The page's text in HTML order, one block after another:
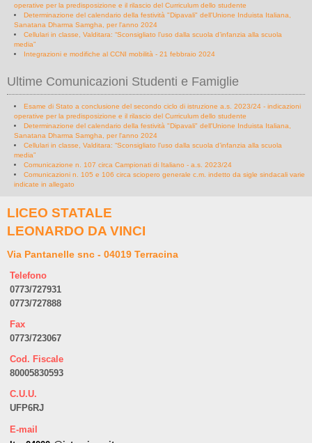
operative per la predisposizione e il rilascio del Curriculum dello studente
Determinazione del calendario della festività "Dipavali" dell'Unione Induista Italiana,
Sanatana Dharma Samgha, per l'anno 2024
Cellulari in classe, Valditara: “Sconsigliato l’uso dalla scuola d’infanzia alla scuola
media”
Integrazioni e modifiche al CCNI mobilità - 21 febbraio 2024
Ultime Comunicazioni Studenti e Famiglie
Esame di Stato a conclusione del secondo ciclo di istruzione a.s. 2023/24 - indicazioni
operative per la predisposizione e il rilascio del Curriculum dello studente
Determinazione del calendario della festività "Dipavali" dell'Unione Induista Italiana,
Sanatana Dharma Samgha, per l'anno 2024
Cellulari in classe, Valditara: “Sconsigliato l’uso dalla scuola d’infanzia alla scuola
media”
Comunicazione n. 107 circa Campionati di Italiano - a.s. 2023/24
Comunicazioni n. 105 e 106 circa sciopero generale c.m. indetto da sigle sindacali varie
indicate in allegato
LICEO STATALE
LEONARDO DA VINCI
Via Pantanelle snc - 04019 Terracina
Telefono
0773/727931
0773/727888
Fax
0773/723067
Cod. Fiscale
80005830593
C.U.U.
UFP6RJ
E-mail